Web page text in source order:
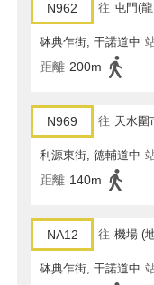
N962 往 屯門(
砵典乍街, 干諾道中
距離 200m
N969 往 天水圍
利源東街, 德輔道中
距離 140m
NA12 往 機場 (
砵典乍街, 干諾道中